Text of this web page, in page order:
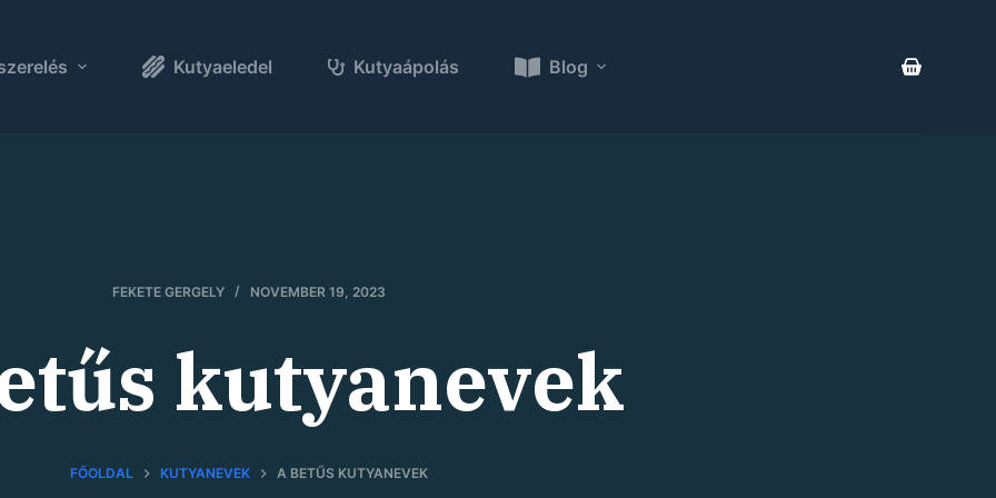
Kutyaeledel Kutyaápolás Blog
FEKETE GERGELY NOVEMBER 19, 2023
kutyanevek
FŐOLDAL KUTYANEVEK A BETŰS KUTYANEVEK